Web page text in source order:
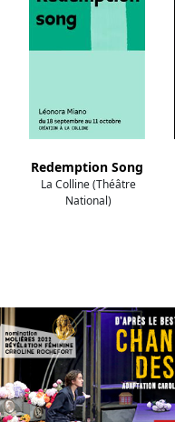
Redemption Song
La Colline (Théâtre
National)